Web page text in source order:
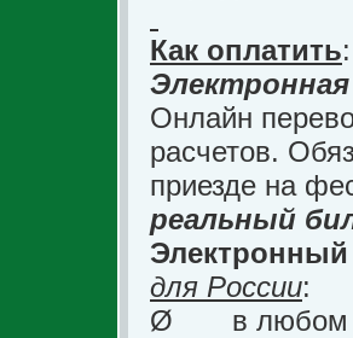
Как оплатить:
Онлайн
расчетов.
приезде на
реальный
для России:
Ø
в любом